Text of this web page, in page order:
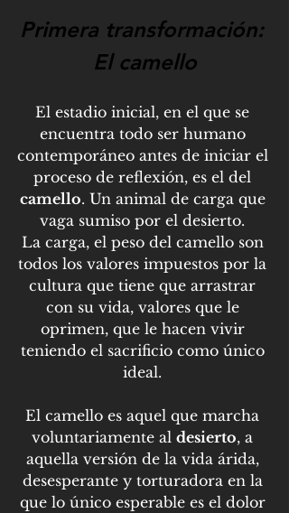
Primera transformación:
El camello
El estadio inicial, en el que se
encuentra todo ser humano
contemporáneo antes de iniciar el
proceso de reflexión, es el del
camello. Un animal de carga que
vaga sumiso por el desierto.
La carga, el peso del camello son
todos los valores impuestos por la
cultura que tiene que arrastrar
con su vida, valores que le
oprimen, que le hacen vivir
teniendo el sacrificio como único
ideal.
El camello es aquel que marcha
voluntariamente al desierto, a
aquella versión de la vida árida,
desesperante y torturadora en la
que lo único esperable es el dolor